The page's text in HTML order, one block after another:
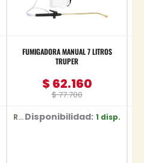
FUMIGADORA MANUAL 7 LITROS
TRUPER
$77.700
$ 62.160
Ref: 1837Disponibilidad: 1 disp.